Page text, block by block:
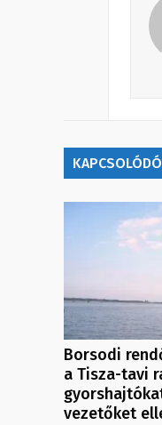
Borsodi
a Tisza-tavi
vezetőket